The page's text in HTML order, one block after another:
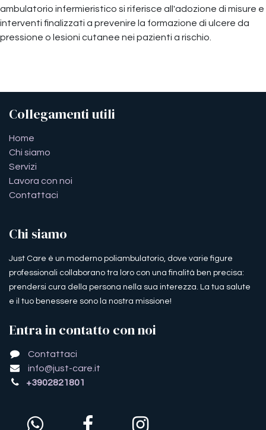
ambulatorio infermieristico si riferisce all'adozione di misure e
interventi finalizzati a prevenire la formazione di ulcere da
pressione o lesioni cutanee nei pazienti a rischio.
Collegamenti utili
​​​​​​​​​​​​​​​​H​o​m​e
Chi siamo
Servizi
Lavora con noi
Contattaci
Chi siamo
Just Care è un moderno poliambulatorio, dove varie figure
professionali collaborano tra loro con una finalità ben precisa:
prendersi cura della persona nella sua interezza. La tua salute
e il tuo benessere sono la nostra missione!
Entra in contatto con noi
Contattaci
info@just-care.it
+3902821801